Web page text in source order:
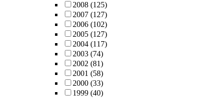
2008 (125)
2007 (127)
2006 (102)
2005 (127)
2004 (117)
2003 (74)
2002 (81)
2001 (58)
2000 (33)
1999 (40)